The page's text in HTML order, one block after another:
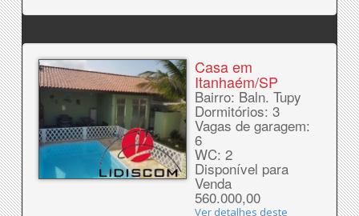
Casa em
Itanhaém/SP
Bairro: Baln. Tupy
Dormitórios: 3
Vagas de garagem:
6
WC: 2
Disponível para
Venda
560.000,00
Ver detalhes deste